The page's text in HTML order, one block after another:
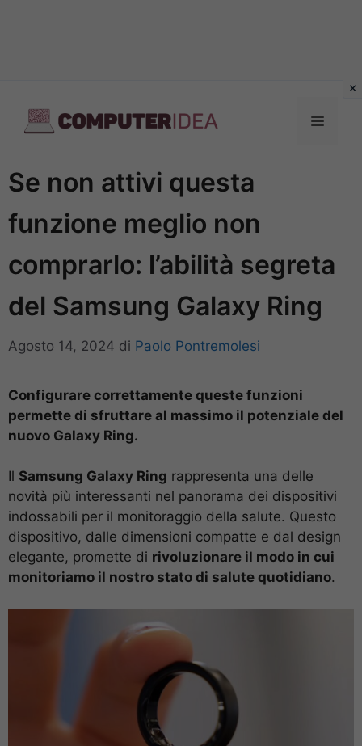
contenuto
Menu
Se non attivi questa
funzione meglio non
comprarlo: l’abilità segreta
del Samsung Galaxy Ring
Agosto 14, 2024 di Paolo Pontremolesi
Configurare correttamente queste funzioni
permette di sfruttare al massimo il potenziale del
nuovo Galaxy Ring.
Il Samsung Galaxy Ring rappresenta una delle
novità più interessanti nel panorama dei dispositivi
indossabili per il monitoraggio della salute. Questo
dispositivo, dalle dimensioni compatte e dal design
elegante, promette di rivoluzionare il modo in cui
monitoriamo il nostro stato di salute quotidiano.